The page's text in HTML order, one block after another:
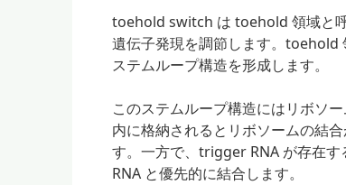
toehold switch は toehold 領域と
遺伝子発現を調節します。toehold
ステムループ構造を形成します。
このステムループ構造にはリボソ
内に格納されるとリボソームの結
す。一方で、trigger RNA が存在
RNA と優先的に結合します。